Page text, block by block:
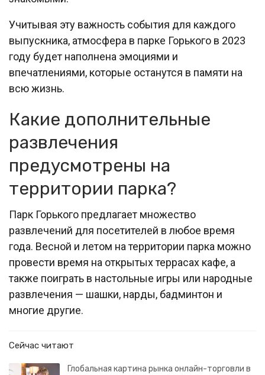
Учитывая эту важность события для каждого
выпускника, атмосфера в парке Горького в 2023
году будет наполнена эмоциями и
впечатлениями, которые останутся в памяти на
всю жизнь.
Какие дополнительные
развлечения
предусмотрены на
территории парка?
Парк Горького предлагает множество
развлечений для посетителей в любое время
года. Весной и летом на территории парка можно
провести время на открытых террасах кафе, а
также поиграть в настольные игры или народные
развлечения — шашки, нарды, бадминтон и
многие другие.
Сейчас читают
Глобальная картина рынка онлайн-торговли в